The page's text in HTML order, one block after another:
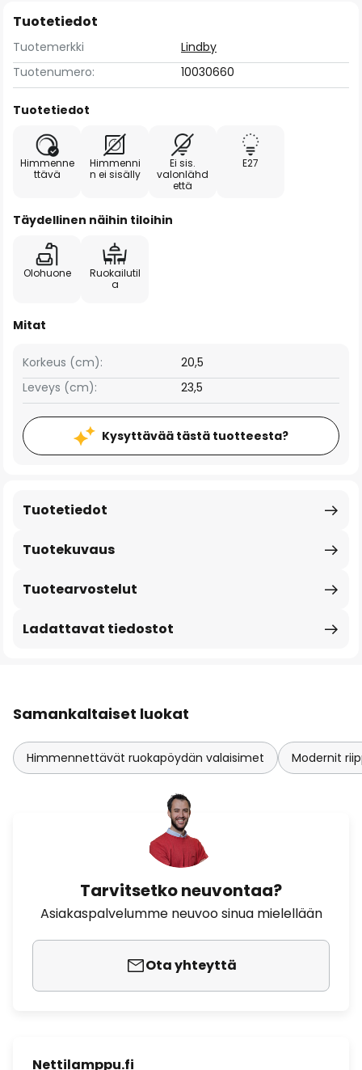
Tuotetiedot
Tuotemerkki
Lindby
Tuotenumero:
10030660
Tuotetiedot
Himmenne
ttävä
Himmenni
n ei sisälly
Ei sis.
valonlähd
että
E27
Täydellinen näihin tiloihin
Olohuone
Ruokailutil
a
Mitat
Leveys (cm): 23,5
Korkeus (cm): 20,5
Kysyttävää tästä tuotteesta?
Tuotekuvaus
Tuotetiedot
Tuotearvostelut
Ladattavat tiedostot
Samankaltaiset luokat
Himmennettävät ruokapöydän valaisimet Modernit
Tarvitsetko neuvontaa?
Asiakaspalvelumme neuvoo sinua mielellään
Ota yhteyttä
Nettilamppu.fi